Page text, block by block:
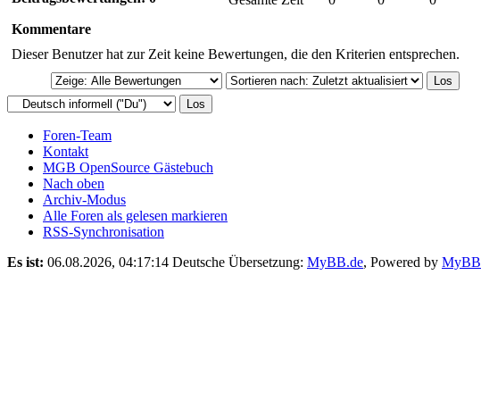
Kommentare
Dieser Benutzer hat zur Zeit keine Bewertungen, die den Kriterien entsprechen.
Foren-Team
Kontakt
MGB OpenSource Gästebuch
Nach oben
Archiv-Modus
Alle Foren als gelesen markieren
RSS-Synchronisation
Es ist: 06.08.2026, 04:17:14 Deutsche Übersetzung: MyBB.de, Powered by MyBB